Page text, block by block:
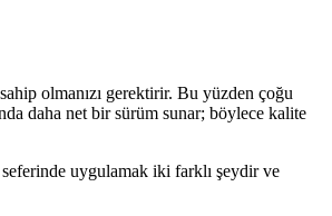
olmanızı gerektirir. Bu yüzden çoğu
daha net bir sürüm sunar; böylece kalite
uygulamak iki farklı şeydir ve